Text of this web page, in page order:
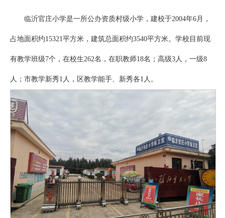
临沂官庄小学是一所公办资质村级小学，建校于2004年6月，
占地面积约15321平方米，建筑总面积约3540平方米。学校目前现
有教学班级7个，在校生262名，在职教师18名；高级3人，一级8
人；市教学新秀1人，区教学能手、新秀各1人。